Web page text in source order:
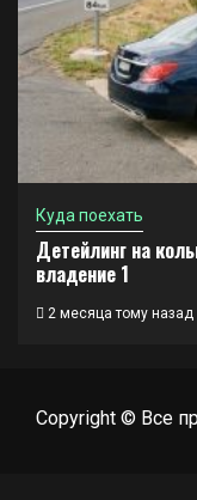
Куда поехать
Детейлинг на
владение 1
2 месяца тому назад
Copyright © Все